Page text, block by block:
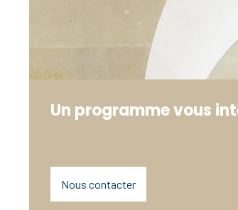
Un programme vous
Nous contacter